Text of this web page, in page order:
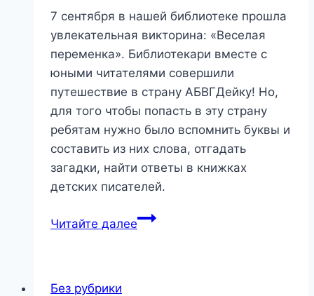
7 сентября в нашей библиотеке прошла
увлекательная викторина: «Веселая
переменка». Библиотекари вместе с
юными читателями совершили
путешествие в страну АБВГДейку! Но,
для того чтобы попасть в эту страну
ребятам нужно было вспомнить буквы и
составить из них слова, отгадать
загадки, найти ответы в книжках
детских писателей.
Читайте далее«Веселая
Без рубрики